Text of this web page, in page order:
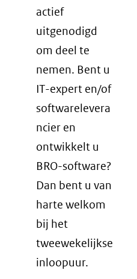
actief
uitgenodigd
om deel te
nemen. Bent u
IT-expert en/of
softwarelevera
ncier en
ontwikkelt u
BRO-software?
Dan bent u van
harte welkom
bij het
tweewekelijkse
inloopuur.